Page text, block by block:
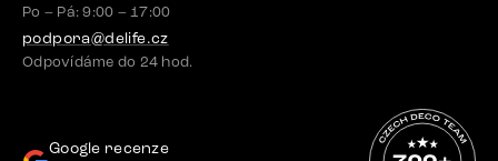
Po – Pá: 9:00 – 17:00
podpora@delife.cz
Odpovídáme do 24 hod.
Google recenze